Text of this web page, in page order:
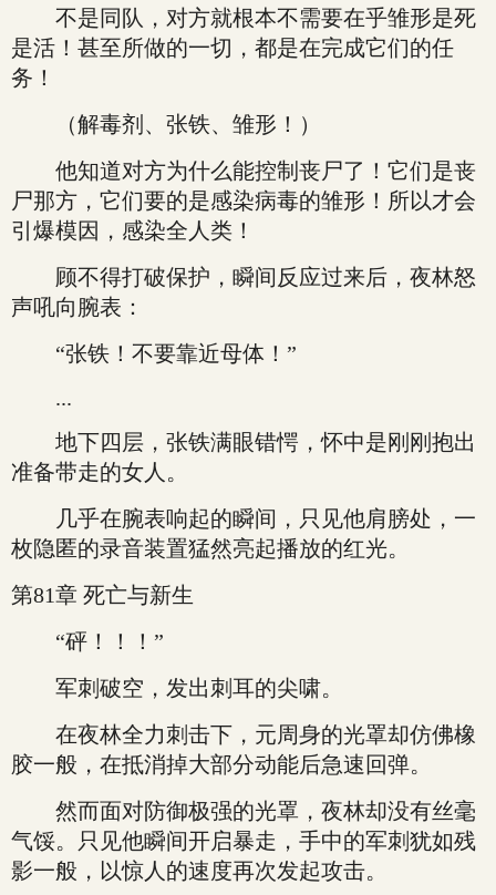
不是同队，对方就根本不需要在乎雏形是死
是活！甚至所做的一切，都是在完成它们的任
务！
（解毒剂、张铁、雏形！）
他知道对方为什么能控制丧尸了！它们是丧
尸那方，它们要的是感染病毒的雏形！所以才会
引爆模因，感染全人类！
顾不得打破保护，瞬间反应过来后，夜林怒
声吼向腕表：
“张铁！不要靠近母体！”
...
地下四层，张铁满眼错愕，怀中是刚刚抱出
准备带走的女人。
几乎在腕表响起的瞬间，只见他肩膀处，一
枚隐匿的录音装置猛然亮起播放的红光。
第81章 死亡与新生
“砰！！！”
军刺破空，发出刺耳的尖啸。
在夜林全力刺击下，元周身的光罩却仿佛橡
胶一般，在抵消掉大部分动能后急速回弹。
然而面对防御极强的光罩，夜林却没有丝毫
气馁。只见他瞬间开启暴走，手中的军刺犹如残
影一般，以惊人的速度再次发起攻击。